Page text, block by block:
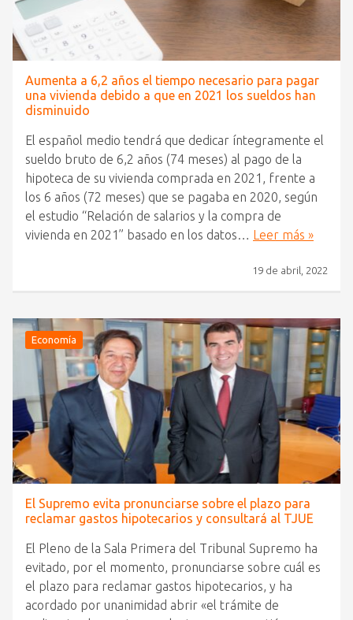
Aumenta a 6,2 años el tiempo necesario para pagar
una vivienda debido a que en 2021 los sueldos han
disminuido
El español medio tendrá que dedicar íntegramente el
sueldo bruto de 6,2 años (74 meses) al pago de la
hipoteca de su vivienda comprada en 2021, frente a
los 6 años (72 meses) que se pagaba en 2020, según
el estudio “Relación de salarios y la compra de
vivienda en 2021” basado en los datos… Leer más »
19 de abril, 2022
Economía
El Supremo evita pronunciarse sobre el plazo para
reclamar gastos hipotecarios y consultará al TJUE
El Pleno de la Sala Primera del Tribunal Supremo ha
evitado, por el momento, pronunciarse sobre cuál es
el plazo para reclamar gastos hipotecarios, y ha
acordado por unanimidad abrir «el trámite de